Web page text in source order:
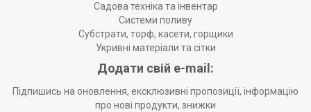
Садова техніка та інвентар
Системи поливу
Субстрати, торф, касети, горщики
Укривні матеріали та сітки
Додати свій e-mail:
Підпишись на оновлення, ексклюзивні пропозиції, інформацію
про нові продукти, знижки